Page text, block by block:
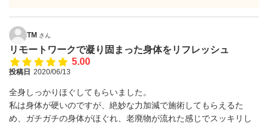
TM さん
リモートワークで凝り固まった身体をリフレッシュ
5.00
投稿日 2020/06/13
全身しっかりほぐしてもらいました。
私は身体が硬いのですが、絶妙な力加減で施術してもらえるた
め、ガチガチの身体がほぐれ、老廃物が流れた感じでスッキリし